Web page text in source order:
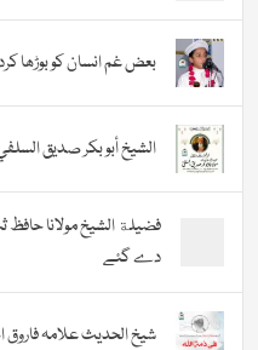
بعض غم انسان کو بوڑھا
الشيخ أبو بكر صديق
فضیلة الشيخ مولانا حافظ
دے گئے
شیخ الحدیث علامہ فاروق